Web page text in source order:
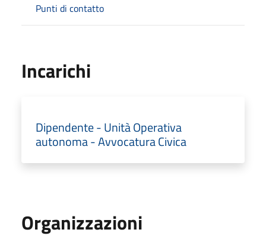
Punti di contatto
Incarichi
Dipendente - Unità Operativa
autonoma - Avvocatura Civica
Organizzazioni